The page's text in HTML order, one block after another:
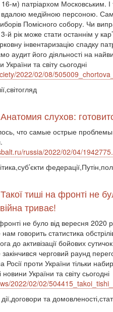
16-м) патріархом Московським.
медійною персоною.
Помісного собору. Чи
й рік може стати останнім у
інвентаризацію спадку
аудит його діяльності на
та світу сьогодні
2022/02/08/
слухов:
что самые острые
russia/2022/02/04/
тиші на фронті не
триває!
не було від вересня 2020
говорить статистика
до активізації бойових
черговий раунд
Росії проти України тільки
України та світу сьогодні
2022/02/02/
та